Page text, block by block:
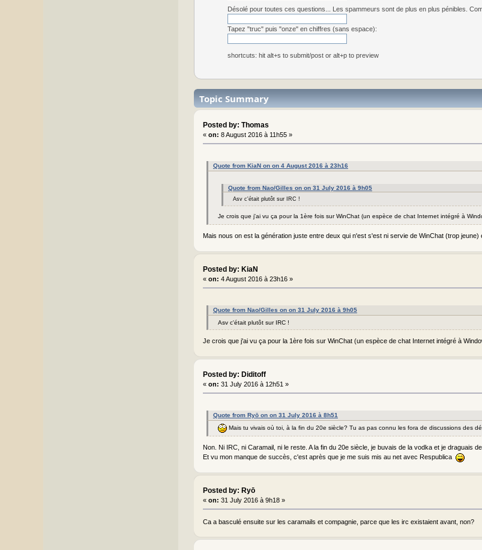
Désolé pour toutes ces questions... Les spammeurs sont de plus en plus pénibles.
Tapez "truc" puis "onze" en chiffres (sans espace):
shortcuts: hit alt+s to submit/post or alt+p to preview
Topic Summary
Posted by: Thomas
« on: 8 August 2016 à 11h55 »
Quote from KiaN on on 4 August 2016 à 23h16
Quote from Nao/Gilles on on 31 July 2016 à 9h05
Asv c'était plutôt sur IRC !
Je crois que j'ai vu ça pour la 1ère fois sur WinChat (un espèce de chat Internet intégré à
Mais nous on est la génération juste entre deux qui n'est s'est ni servie de WinChat (trop
Posted by: KiaN
« on: 4 August 2016 à 23h16 »
Quote from Nao/Gilles on on 31 July 2016 à 9h05
Asv c'était plutôt sur IRC !
Je crois que j'ai vu ça pour la 1ère fois sur WinChat (un espèce de chat Internet intégré à
Posted by: Diditoff
« on: 31 July 2016 à 12h51 »
Quote from Ryō on on 31 July 2016 à 8h51
Mais tu vivais où toi, à la fin du 20e siècle? Tu as pas connu les fora de discussions des
Non. Ni IRC, ni Caramail, ni le reste. A la fin du 20e siècle, je buvais de la vodka et je draguais
Et vu mon manque de succès, c'est après que je me suis mis au net avec Respublica
Posted by: Ryō
« on: 31 July 2016 à 9h18 »
Ca a basculé ensuite sur les caramails et compagnie, parce que les irc existaient avant, non?